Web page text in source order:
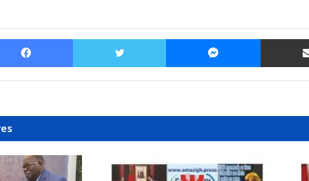
Facebook Twitter Messenger